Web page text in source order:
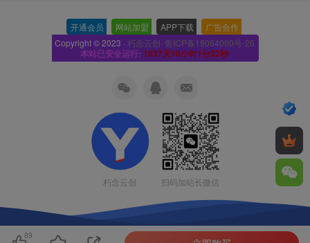
开通会员 网站加盟 APP下载 广告合作
Copyright © 2023 · 朽念云创· 鲁ICP备19064000号-26
本站已安全运行: 1637天10小时1分33秒
朽念云创 扫码加站长微信
89